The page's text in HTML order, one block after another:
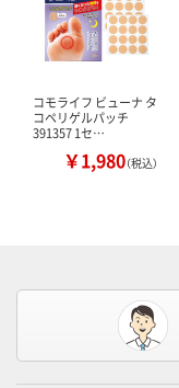
コモライフ ビューナ タ
コペリゲルパッチ
391357 1セ…
￥1,980（税込）